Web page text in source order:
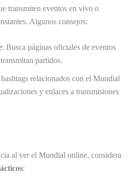
transmiten eventos en vivo o
Algunos consejos:
: Busca páginas oficiales de eventos
partidos.
relacionados con el Mundial
y enlaces a transmisiones
al ver el Mundial online, considera
: